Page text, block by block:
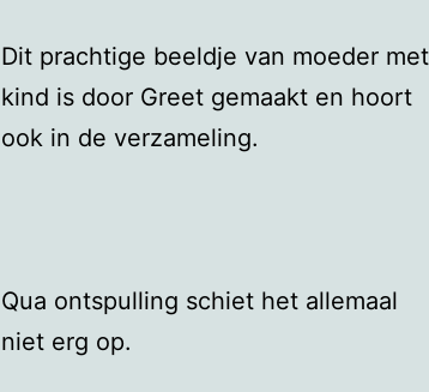
Dit prachtige beeldje van moeder met
kind is door Greet gemaakt en hoort
ook in de verzameling.
Qua ontspulling schiet het allemaal
niet erg op.